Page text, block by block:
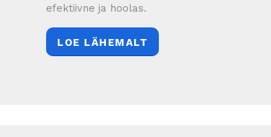
efektiivne ja hoolas.
LOE LÄHEMALT